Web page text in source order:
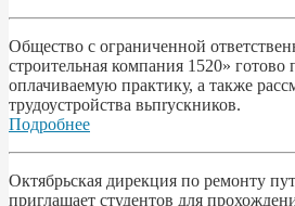
Общество с ограниченной
строительная компания 1520» готово
оплачиваемую практику, а также
трудоустройства вьпrускников.
Подробнее
Октябрьская дирекция по ремонту
приглашает студентов для